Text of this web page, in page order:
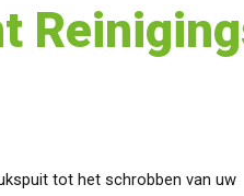
tot het schrobben van uw